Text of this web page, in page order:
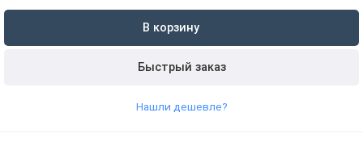
В корзину
Быстрый заказ
Нашли дешевле?